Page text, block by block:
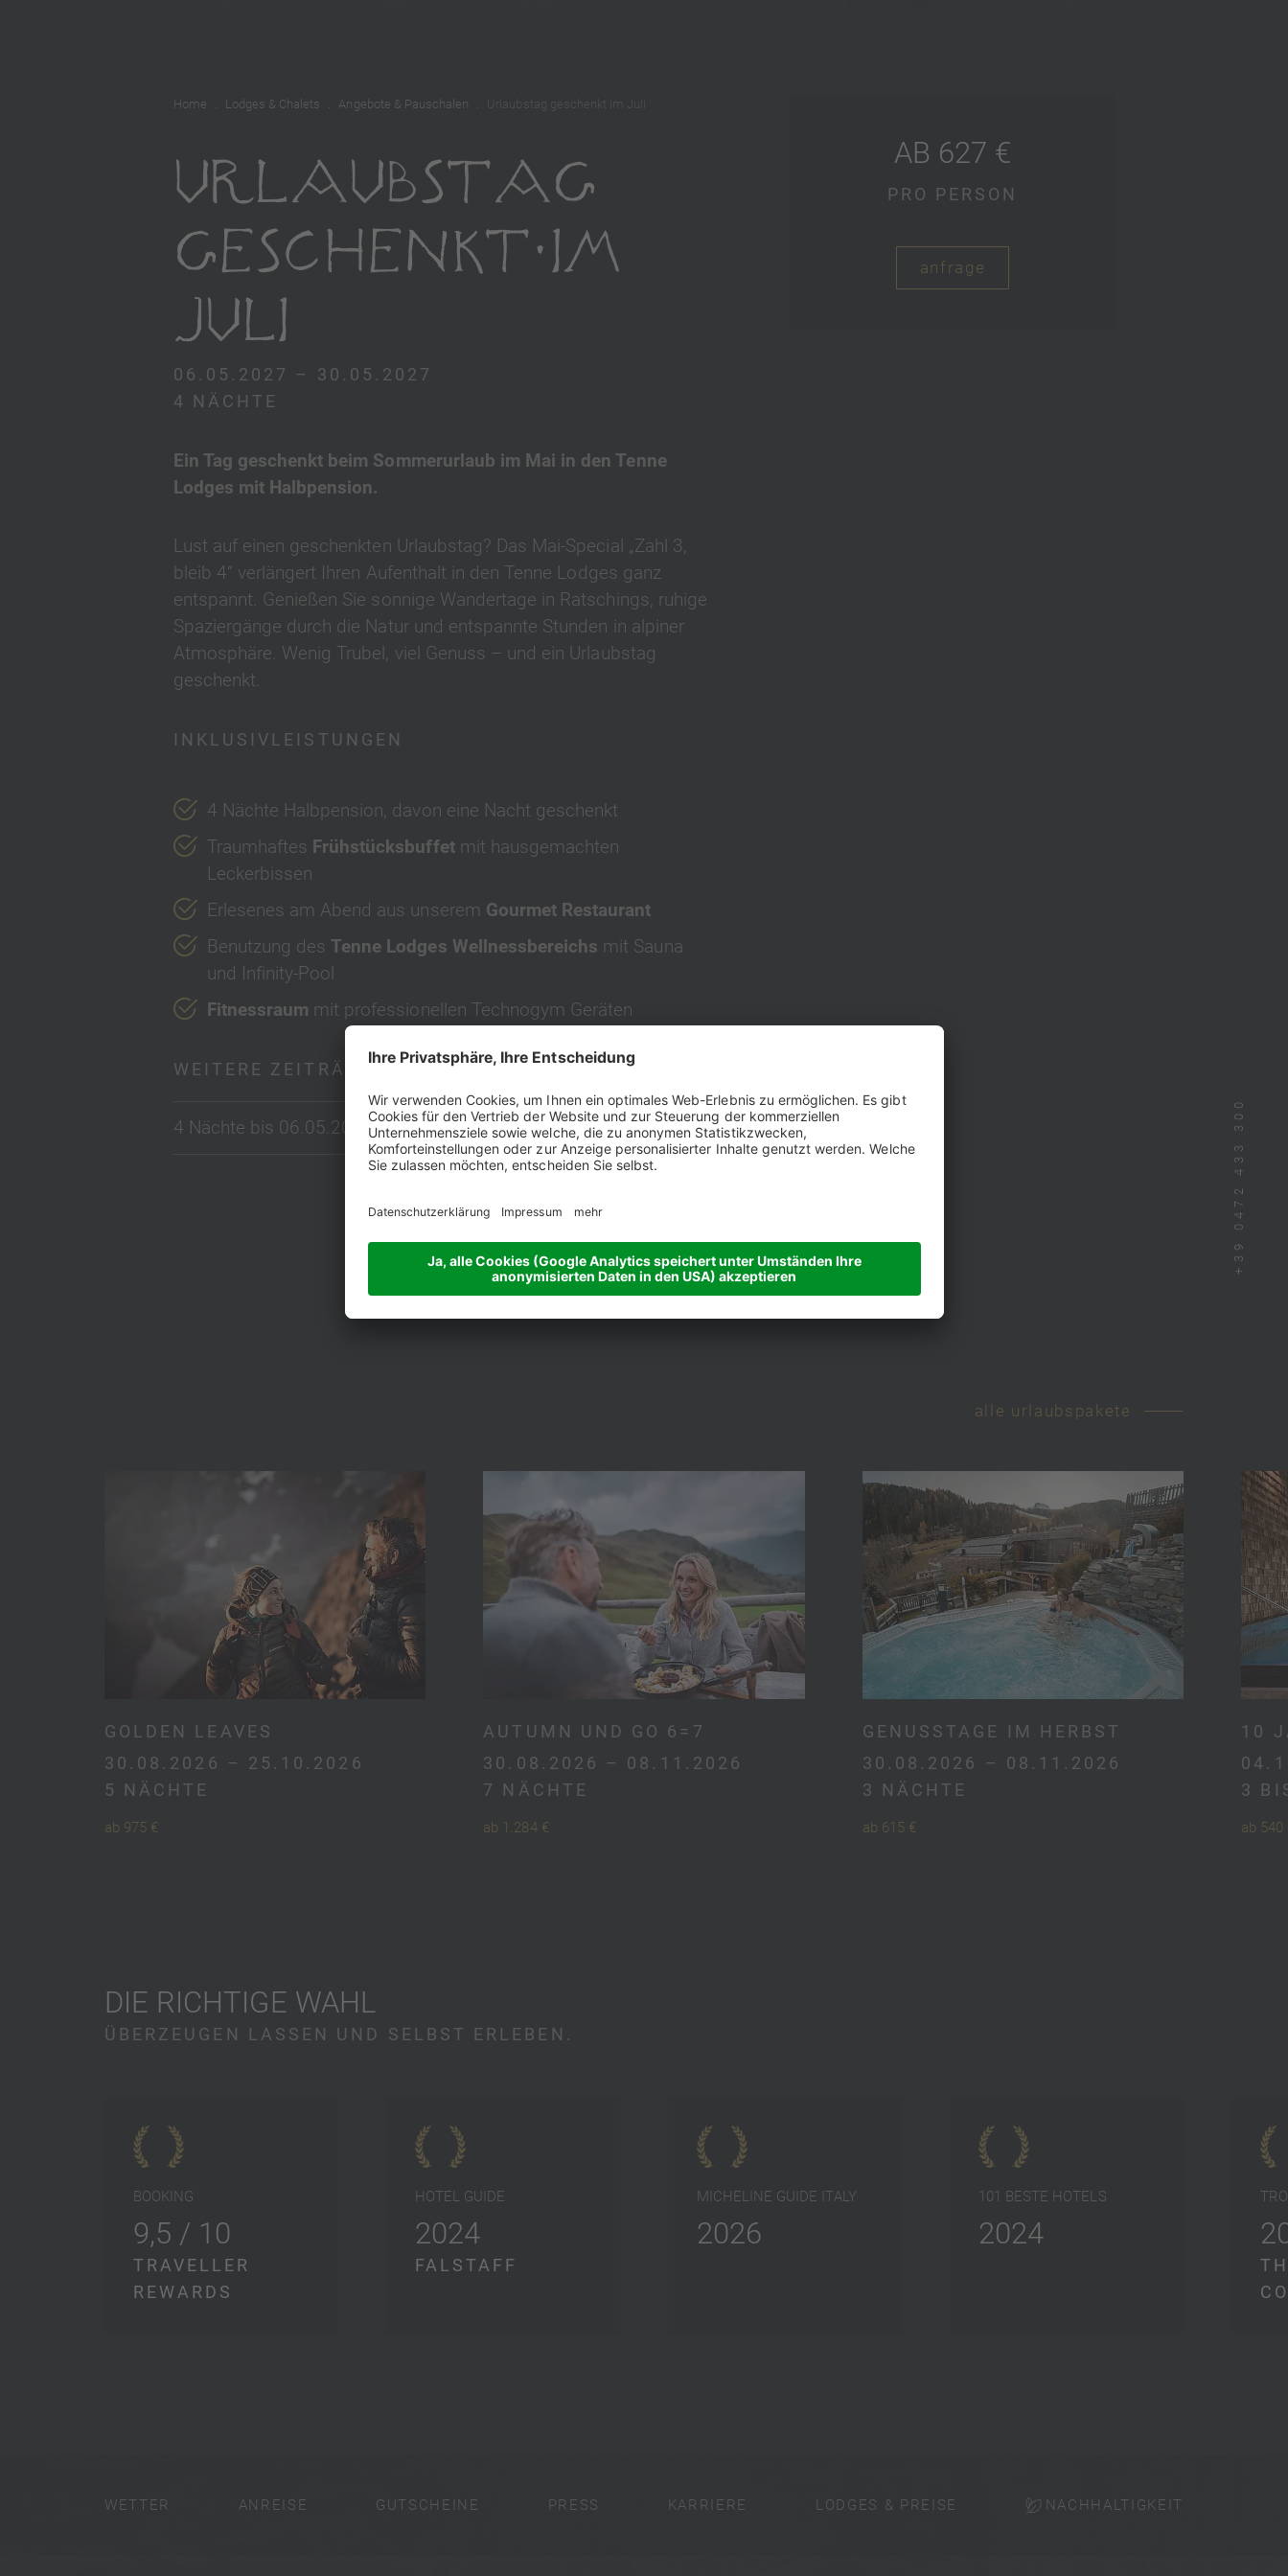
+39 0472 433 300
Home Lodges & Chalets Angebote & Pauschalen Urlaubstag geschenkt im Juli
URLAUBSTAG
GESCHENKT IM
JULI
06.05.2027 – 30.05.2027
4 NÄCHTE
Ein Tag geschenkt beim Sommerurlaub im Mai in den Tenne
Lodges mit Halbpension.
Lust auf einen geschenkten Urlaubstag? Das Mai-Special „Zahl 3,
bleib 4“ verlängert Ihren Aufenthalt in den Tenne Lodges ganz
entspannt. Genießen Sie sonnige Wandertage in Ratschings, ruhige
Spaziergänge durch die Natur und entspannte Stunden in alpiner
Atmosphäre. Wenig Trubel, viel Genuss – und ein Urlaubstag
geschenkt.
INKLUSIVLEISTUNGEN
4 Nächte Halbpension, davon eine Nacht geschenkt
Traumhaftes Frühstücksbuffetmit hausgemachten
Leckerbissen
Erlesenes am Abend aus unserem Gourmet Restaurant
Benutzung des Tenne Lodges Wellnessbereichs mit Sauna
und Infinity-Pool
Fitnessraum mit professionellen Technogym Geräten
WEITERE ZEITRÄUME
4 Nächte bis 06.05.2027 – 30.05.2027 ab 627 €
AB 627 €
PRO PERSON
anfrage
alle urlaubspakete
GOLDEN LEAVES
30.08.2026 – 25.10.2026
5 NÄCHTE
ab 975 €
AUTUMN UND GO 6=7
30.08.2026 – 08.11.2026
7 NÄCHTE
ab 1.284 €
GENUSSTAGE IM HERBST
30.08.2026 – 08.11.2026
3 NÄCHTE
ab 615 €
10
3
ab 540
DIE RICHTIGE WAHL
ÜBERZEUGEN LASSEN UND SELBST ERLEBEN.
BOOKING
9,5 / 10
TRAVELLER
REWARDS
HOTEL GUIDE
2024
FALSTAFF
MICHELINE GUIDE ITALY
2026
101 BESTE HOTELS
2024
WETTER ANREISE GUTSCHEINE PRESS KARRIERE LODGES & PREISE NACHHALTIGKEIT